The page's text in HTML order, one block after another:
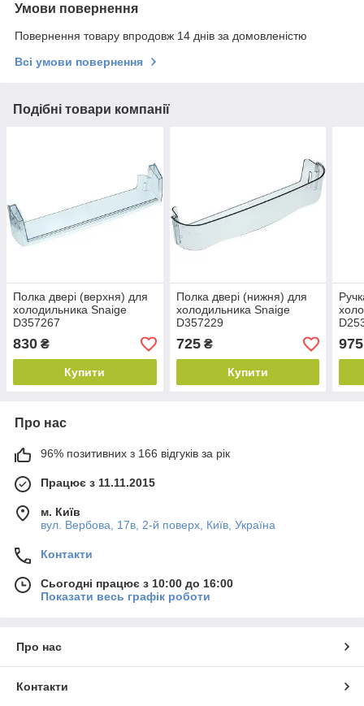
Умови повернення
Повернення товару впродовж 14 днів за домовленістю
Всі умови повернення
Подібні товари компанії
Полка двері (верхня) для
холодильника Snaige
D357267
830 ₴
Купити
Полка двері (нижня) для
холодильника Snaige
D357229
725₴
Купити
975
Про нас
96% позитивних з 166 відгуків за рік
Працює з 11.11.2015
м. Київ
вул. Вербова, 17в, 2-й поверх, Київ, Україна
Контакти
Сьогодні працює з 10:00 до 16:00
Показати весь графік роботи
Про нас
Контакти